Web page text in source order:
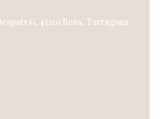
G, 43201 Reus, Tarragona